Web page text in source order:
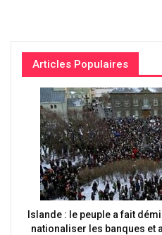
Articles Populaires
Islande : le peuple a fait
nationaliser les banques et